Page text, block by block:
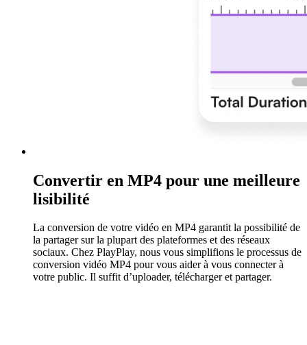
Convertir en MP4 pour une meilleure
lisibilité
La conversion de votre vidéo en MP4 garantit la possibilité de
la partager sur la plupart des plateformes et des réseaux
sociaux. Chez PlayPlay, nous vous simplifions le processus de
conversion vidéo MP4 pour vous aider à vous connecter à
votre public. Il suffit d’uploader, télécharger et partager.